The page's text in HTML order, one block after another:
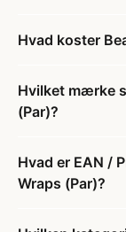
Hvad koster
Hvilket mærke
(Par)?
Hvad er EAN /
Wraps (Par)?